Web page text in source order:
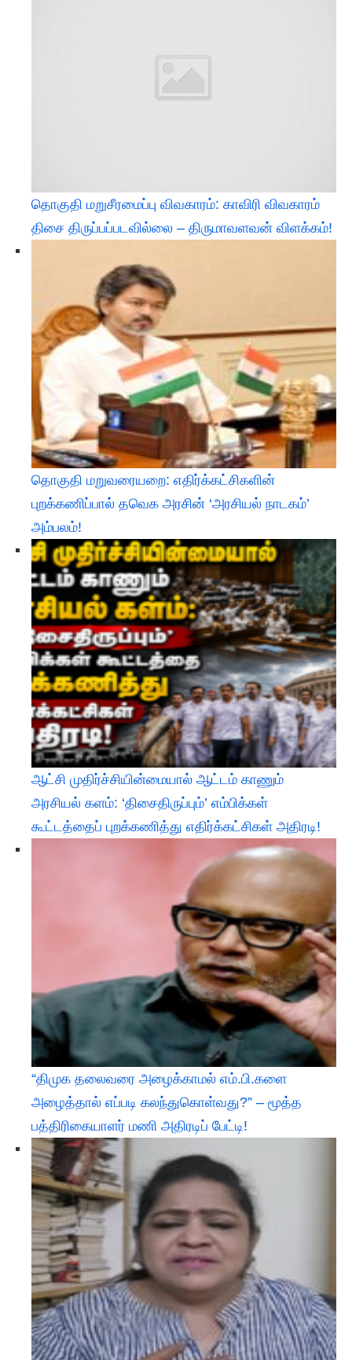
தொகுதி மறுசீரமைப்பு விவகாரம்: காவிரி விவகாரம்
திசை திருப்பப்படவில்லை – திருமாவளவன் விளக்கம்!
தொகுதி மறுவரையறை: எதிர்க்கட்சிகளின்
புறக்கணிப்பால் தவெக அரசின் ‘அரசியல் நாடகம்’
அம்பலம்!
ஆட்சி முதிர்ச்சியின்மையால் ஆட்டம் காணும்
அரசியல் களம்: ‘திசைதிருப்பும்’ எம்பிக்கள்
கூட்டத்தைப் புறக்கணித்து எதிர்க்கட்சிகள் அதிரடி!
“திமுக தலைவரை அழைக்காமல் எம்.பி.களை
அழைத்தால் எப்படி கலந்துகொள்வது?” – மூத்த
பத்திரிகையாளர் மணி அதிரடிப் பேட்டி!